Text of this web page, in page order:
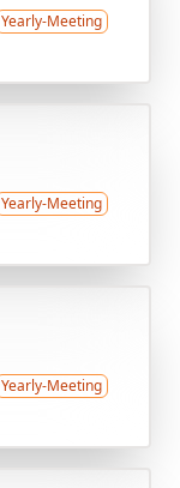
Yearly-Meeting
Yearly-Meeting
Yearly-Meeting